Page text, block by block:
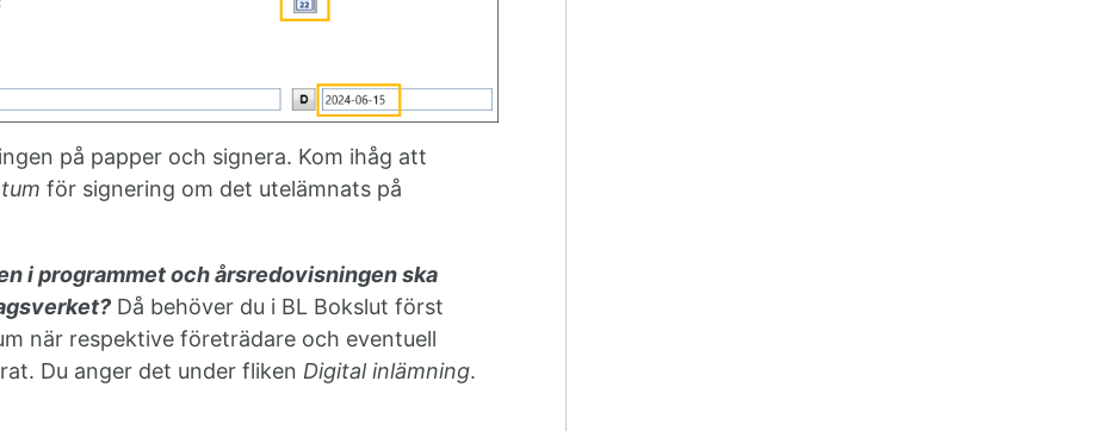
på papper och signera. Kom ihåg att
för signering om det utelämnats på
i programmet och årsredovisningen ska
Då behöver du i BL Bokslut först
när respektive företrädare och eventuell
Du anger det under fliken Digital inlämning.